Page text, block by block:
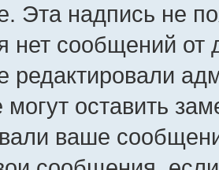
Эта надпись не
нет сообщений от
редактировали
оставить
ваше